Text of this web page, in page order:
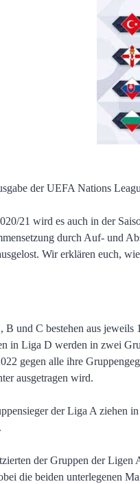
der UEFA Nations
21 wird es auch in der
durch Auf- und
Wir erklären euch,
und C bestehen aus jeweils
in Liga D werden in zwei
gegen alle ihre
ausgetragen wird.
der Liga A ziehen
der Gruppen der Ligen
die beiden unterlegenen